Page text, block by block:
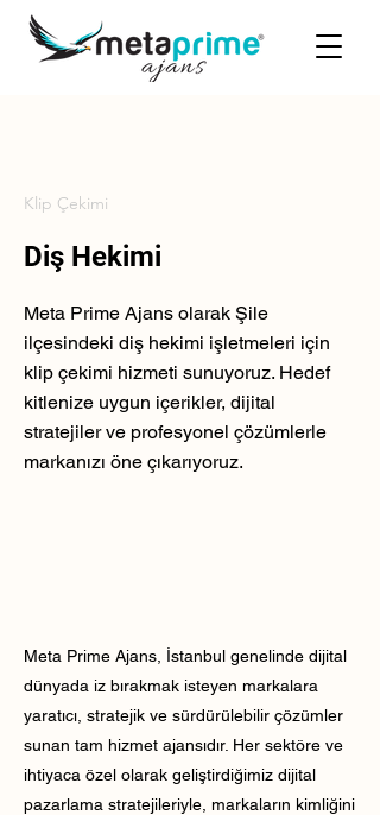
Klip Çekimi
Diş Hekimi
Meta Prime Ajans olarak Şile
ilçesindeki diş hekimi işletmeleri için
klip çekimi hizmeti sunuyoruz. Hedef
kitlenize uygun içerikler, dijital
stratejiler ve profesyonel çözümlerle
markanızı öne çıkarıyoruz.
Meta Prime Ajans, İstanbul genelinde dijital
dünyada iz bırakmak isteyen markalara
yaratıcı, stratejik ve sürdürülebilir çözümler
sunan tam hizmet ajansıdır. Her sektöre ve
ihtiyaca özel olarak geliştirdiğimiz dijital
pazarlama stratejileriyle, markaların kimliğini